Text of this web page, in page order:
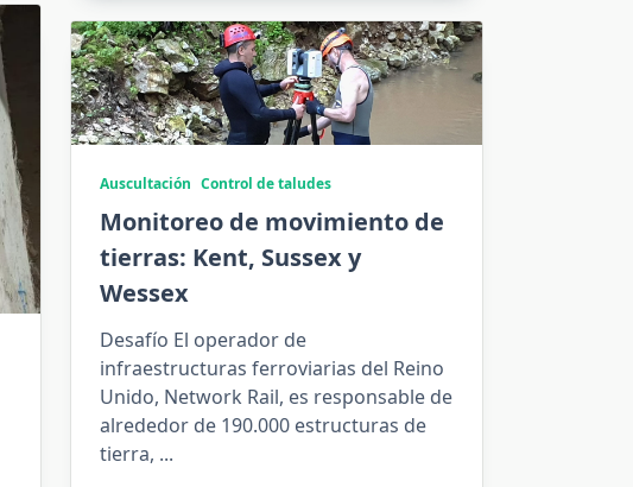
Auscultación Control de taludes
Monitoreo de movimiento de
tierras: Kent, Sussex y
Wessex
Desafío El operador de
infraestructuras ferroviarias del Reino
Unido, Network Rail, es responsable de
alrededor de 190.000 estructuras de
tierra, ...